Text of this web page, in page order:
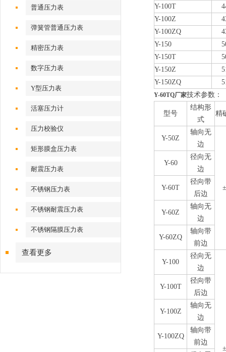
普通压力表
弹簧管普通压力表
精密压力表
数字压力表
Y型压力表
活塞压力计
压力校验仪
矩形膜盒压力表
耐震压力表
不锈钢压力表
不锈钢耐震压力表
不锈钢隔膜压力表
查看更多
Y-100T
Y-100Z
Y-100ZQ
Y-150
Y-150T
Y-150Z
Y-150ZQ
Y-60TQ厂家技术参数：
型号
结构形
式
精
Y-50Z
轴向无
边
Y-60
径向无
边
Y-60T
径向带
后边
Y-60Z
轴向无
边
Y-60ZQ
轴向带
前边
Y-100
径向无
边
Y-100T
径向带
后边
Y-100Z
轴向无
边
Y-100ZQ
轴向带
前边